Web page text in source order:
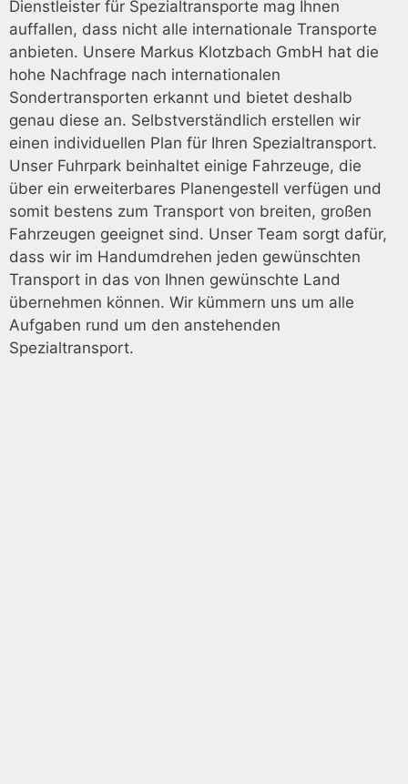
Dienstleister für Spezialtransporte mag Ihnen
auffallen, dass nicht alle internationale Transporte
anbieten. Unsere Markus Klotzbach GmbH hat die
hohe Nachfrage nach internationalen
Sondertransporten erkannt und bietet deshalb
genau diese an. Selbstverständlich erstellen wir
einen individuellen Plan für Ihren Spezialtransport.
Unser Fuhrpark beinhaltet einige Fahrzeuge, die
über ein erweiterbares Planengestell verfügen und
somit bestens zum Transport von breiten, großen
Fahrzeugen geeignet sind. Unser Team sorgt dafür,
dass wir im Handumdrehen jeden gewünschten
Transport in das von Ihnen gewünschte Land
übernehmen können. Wir kümmern uns um alle
Aufgaben rund um den anstehenden
Spezialtransport.